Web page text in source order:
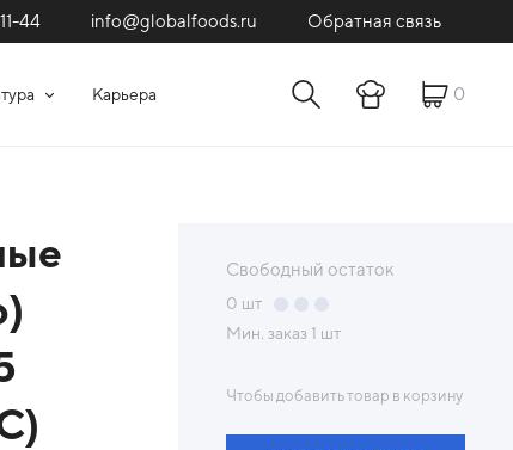
44 info@globalfoods.ru Обратная связь
Карьера 0
Свободный остаток
0 шт
Мин. заказ 1 шт
Чтобы добавить товар в корзину